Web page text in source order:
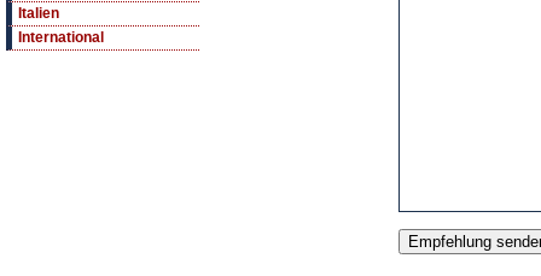
Italien
International